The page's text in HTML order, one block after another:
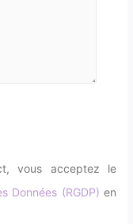
vous acceptez le
Données (RGDP) en